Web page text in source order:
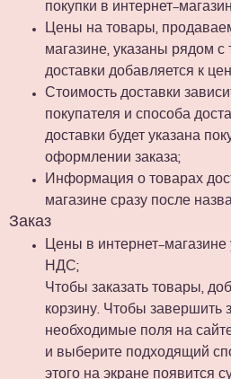
покупки в интернет-
Цены на товары,
магазине, указаны рядом
доставки добавляется к
Стоимость доставки
покупателя и способа
доставки будет указана
оформлении заказа;
Информация о товарах
магазине сразу после
Заказ
Цены в интернет-магазине
НДС;
Чтобы заказать товары,
корзину. Чтобы завершить
необходимые поля на
и выберите подходящий
этого на экране появится